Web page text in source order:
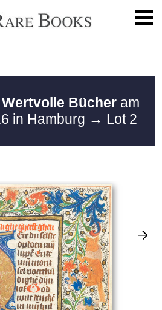
Wertvolle Bücher am
in Hamburg → Lot 2